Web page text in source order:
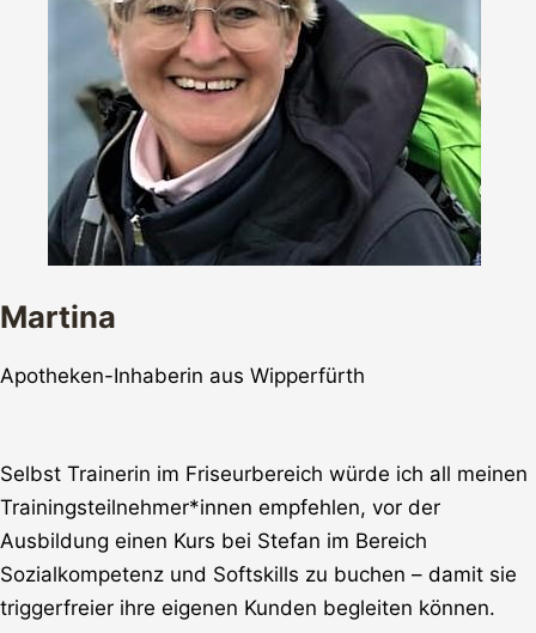
Martina
Apotheken-Inhaberin aus Wipperfürth
Selbst Trainerin im Friseurbereich würde ich all meinen
Trainingsteilnehmer*innen empfehlen, vor der
Ausbildung einen Kurs bei Stefan im Bereich
Sozialkompetenz und Softskills zu buchen – damit sie
triggerfreier ihre eigenen Kunden begleiten können.